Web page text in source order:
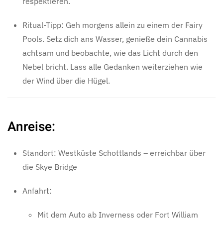
Ritual-Tipp: Geh morgens allein zu einem der Fairy
Pools. Setz dich ans Wasser, genieße dein Cannabis
achtsam und beobachte, wie das Licht durch den
Nebel bricht. Lass alle Gedanken weiterziehen wie
der Wind über die Hügel.
Anreise:
Standort: Westküste Schottlands – erreichbar über
die Skye Bridge
Anfahrt:
Mit dem Auto ab Inverness oder Fort William